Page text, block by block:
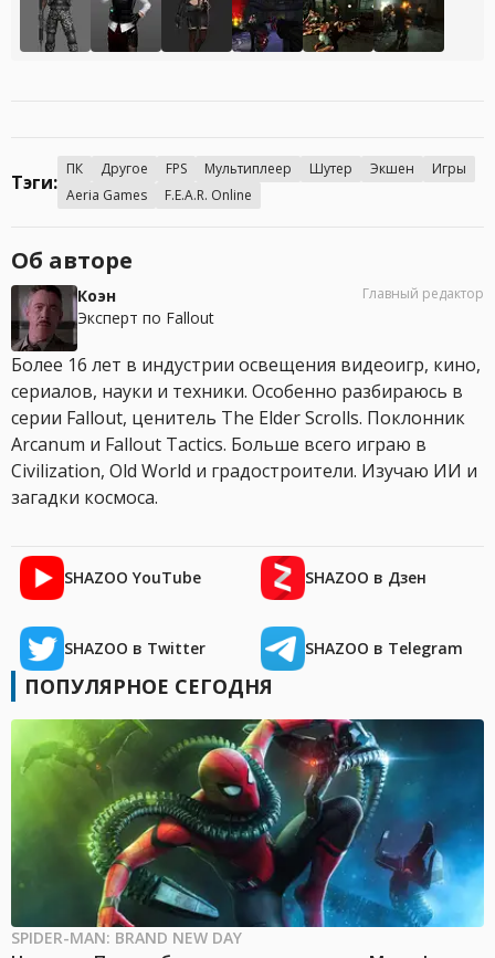
Тэги:
ПК Другое FPS Мультиплеер Шутер Экшен
Игры
Aeria Games
F.E.A.R. Online
Об авторе
Коэн
Эксперт по Fallout
Главный редактор
Более 16 лет в индустрии освещения видеоигр, кино,
сериалов, науки и техники. Особенно разбираюсь в
серии Fallout, ценитель The Elder Scrolls. Поклонник
Arcanum и Fallout Tactics. Больше всего играю в
Civilization, Old World и градостроители. Изучаю ИИ и
загадки космоса.
SHAZOO YouTube SHAZOO в Дзен
SHAZOO в Twitter SHAZOO в Telegram
ПОПУЛЯРНОЕ СЕГОДНЯ
SPIDER-MAN: BRAND NEW DAY